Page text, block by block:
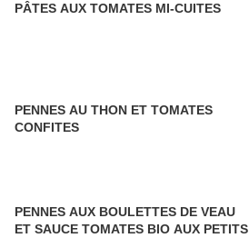
PÂTES AUX TOMATES MI-CUITES
PENNES AU THON ET TOMATES
CONFITES
PENNES AUX BOULETTES DE VEAU
ET SAUCE TOMATES BIO AUX PETITS